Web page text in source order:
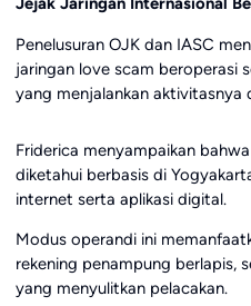
Penelusuran OJK dan IASC
jaringan love scam beroperasi
yang menjalankan aktivitasnya
Friderica menyampaikan
diketahui berbasis di
internet serta aplikasi digital.
Modus operandi ini
rekening penampung berlapis,
yang menyulitkan pelacakan.